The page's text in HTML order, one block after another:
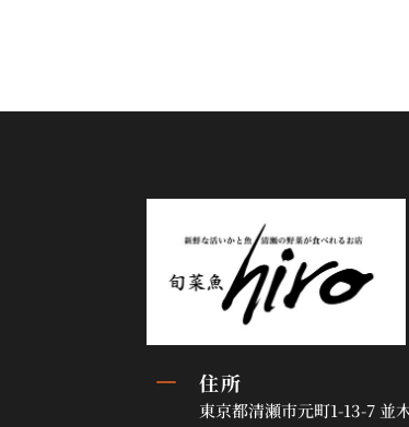
K 住所
東京都清瀬市元町1-13-7 並